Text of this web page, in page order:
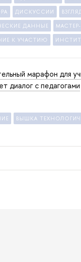
ДИСКУССИИ
ДАННЫЕ
К УЧАСТИЮ
марафон для
диалог с педагогами
ВЫШКА